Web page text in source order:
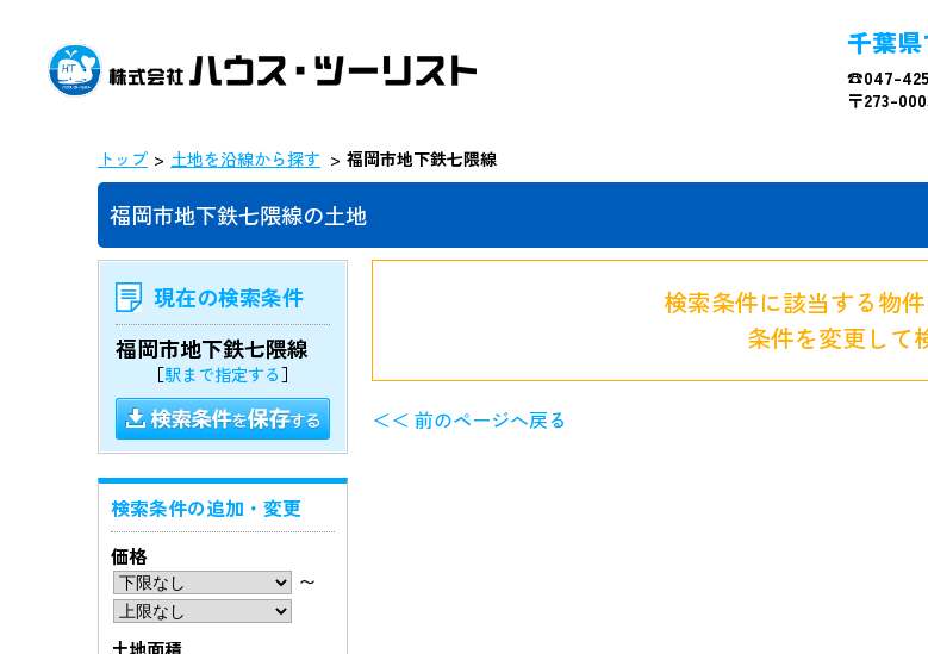
千葉
☎047-
〒273-
トップ 土地を沿線から探す 福岡市地下鉄七隈線
福岡市地下鉄七隈線の土地
検索条件に該当する物
条件を変更して
＜＜ 前のページへ戻る
現在の検索条件
福岡市地下鉄七隈線
［駅まで指定する］
検索条件の追加・変更
価格
〜
土地面積